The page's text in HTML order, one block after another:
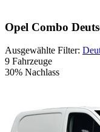
Opel Combo
Ausgewählte Filter:
9 Fahrzeuge
30% Nachlass